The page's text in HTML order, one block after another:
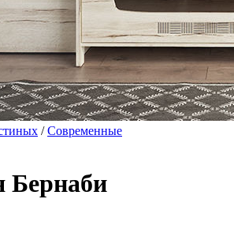
/Современные
Бернаби